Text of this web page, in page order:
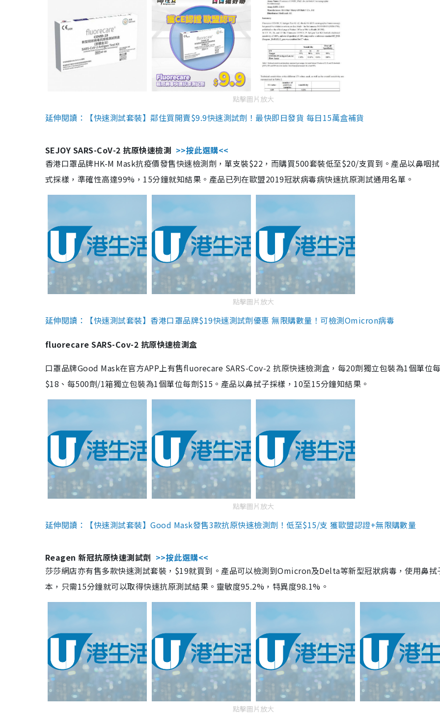
點擊圖片放大
延伸閱讀：【快速測試套裝】鄰住買開賣$9.9快速測試劑！最快即日發貨 每日15萬盒補貨
SEJOY SARS-CoV-2 抗原快速檢測 >>按此選購<<
香港口罩品牌HK-M Mask抗疫價發售快速檢測劑，單支裝$22，而購買500套裝低至$20/支買到。產品以鼻咽
式採樣，準確性高達99%，15分鐘就知結果。產品已列在歐盟2019冠狀病毒病快速抗原測試通用名單。
點擊圖片放大
延伸閱讀：【快速測試套裝】香港口罩品牌$19快速測試劑優惠 無限購數量！可檢測Omicron病毒
fluorecare SARS-Cov-2 抗原快速檢測盒
口罩品牌Good Mask在官方APP上有售fluorecare SARS-Cov-2 抗原快速檢測盒，每20劑獨立包裝為1個單位
$18、每500劑/1箱獨立包裝為1個單位每劑$15。產品以鼻拭子採樣，10至15分鐘知結果。
點擊圖片放大
延伸閱讀：【快速測試套裝】Good Mask發售3款抗原快速檢測劑！低至$15/支 獲歐盟認證+無限購數量
Reagen 新冠抗原快速測試劑 >>按此選購<<
莎莎網店亦有售多款快速測試套裝，$19就買到。產品可以檢測到Omicron及Delta等新型冠狀病毒，使用鼻拭
本，只需15分鐘就可以取得快速抗原測試結果。靈敏度95.2%，特異度98.1%。
點擊圖片放大